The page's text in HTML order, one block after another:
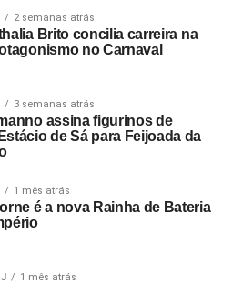
2 semanas atrás
Brito concilia carreira na
no Carnaval
3 semanas atrás
assina figurinos de
de Sá para Feijoada da
1 mês atrás
é a nova Rainha de Bateria
1 mês atrás